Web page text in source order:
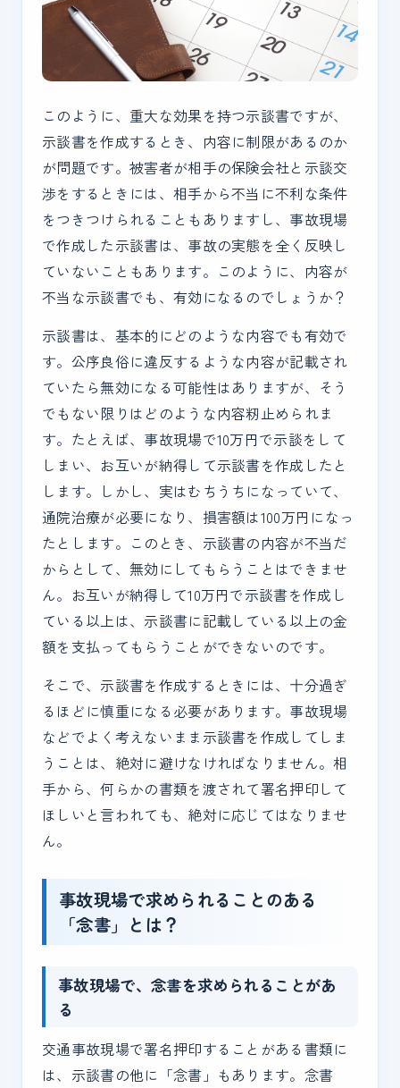
このように、重大な効果を持つ示談書ですが、
示談書を作成するとき、内容に制限があるのか
が問題です。被害者が相手の保険会社と示談交
渉をするときには、相手から不当に不利な条件
をつきつけられることもありますし、事故現場
で作成した示談書は、事故の実態を全く反映し
ていないこともあります。このように、内容が
不当な示談書でも、有効になるのでしょうか？
示談書は、基本的にどのような内容でも有効で
す。公序良俗に違反するような内容が記載され
ていたら無効になる可能性はありますが、そう
でもない限りはどのような内容籾止められま
す。たとえば、事故現場で10万円で示談をして
しまい、お互いが納得して示談書を作成したと
します。しかし、実はむちうちになっていて、
通院治療が必要になり、損害額は100万円になっ
たとします。このとき、示談書の内容が不当だ
からとして、無効にしてもらうことはできませ
ん。お互いが納得して10万円で示談書を作成し
ている以上は、示談書に記載している以上の金
額を支払ってもらうことができないのです。
そこで、示談書を作成するときには、十分過ぎ
るほどに慎重になる必要があります。事故現場
などでよく考えないまま示談書を作成してしま
うことは、絶対に避けなければなりません。相
手から、何らかの書類を渡されて署名押印して
ほしいと言われても、絶対に応じてはなりませ
ん。
事故現場で求められることのある
「念書」とは？
事故現場で、念書を求められることがあ
る
交通事故現場で署名押印することがある書類に
は、示談書の他に「念書」もあります。念書